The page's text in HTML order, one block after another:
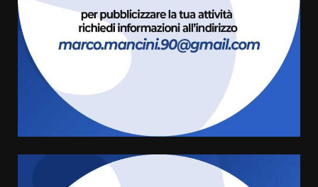
US Fasano, Scianaro: “Profonda
amarezza per esclusione dal
campionato di calcio”
7 Agosto 2026 06:00
Fasanese ferito a colpi di arma
6 Agosto 2026 18:13